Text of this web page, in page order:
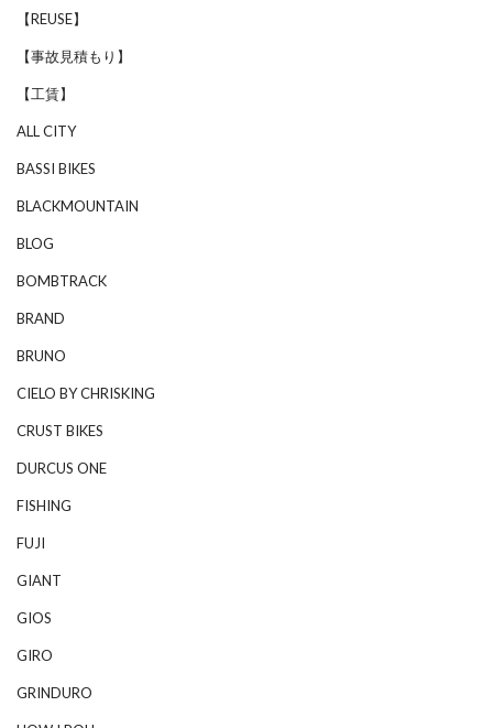
【REUSE】
【事故見積もり】
【工賃】
ALL CITY
BASSI BIKES
BLACKMOUNTAIN
BLOG
BOMBTRACK
BRAND
BRUNO
CIELO BY CHRISKING
CRUST BIKES
DURCUS ONE
FISHING
FUJI
GIANT
GIOS
GIRO
GRINDURO